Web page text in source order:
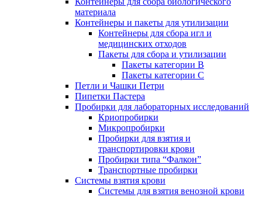
материала
Контейнеры и пакеты для утилизации
Контейнеры для сбора игл и
медицинских отходов
Пакеты для сбора и утилизации
Пакеты категории B
Пакеты категории C
Петли и Чашки Петри
Пипетки Пастера
Пробирки для лабораторных исследований
Криопробирки
Микропробирки
Пробирки для взятия и
транспортировки крови
Пробирки типа “Фалкон”
Транспортные пробирки
Системы взятия крови
Системы для взятия венозной крови